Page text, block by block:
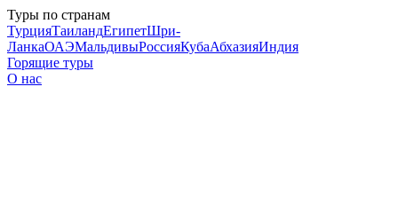
Туры по странам
ТурцияТаиландЕгипетШри-
ЛанкаОАЭМальдивыРоссияКубаАбхазияИндия
Горящие туры
О нас